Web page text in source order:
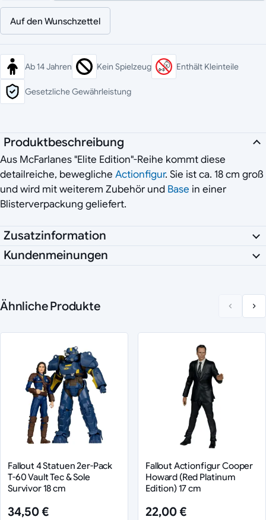
Auf den Wunschzettel
Ab 14 Jahren Kein Spielzeug Enthält Kleinteile
Gesetzliche Gewährleistung
Produktbeschreibung
Aus McFarlanes "Elite Edition"-Reihe kommt diese
detailreiche, bewegliche Actionfigur. Sie ist ca. 18 cm groß
und wird mit weiterem Zubehör und Base in einer
Blisterverpackung geliefert.
Zusatzinformation
Kundenmeinungen
Ähnliche Produkte
Fallout 4 Statuen 2er-Pack
T-60 Vault Tec & Sole
Survivor 18 cm
34,50 €
Fallout Actionfigur Cooper
Howard (Red Platinum
Edition) 17 cm
22,00 €